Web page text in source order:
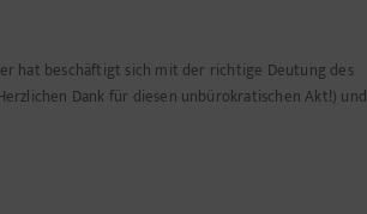
hat beschäftigt sich mit der richtige Deutung des
Dank für diesen unbürokratischen Akt!) und